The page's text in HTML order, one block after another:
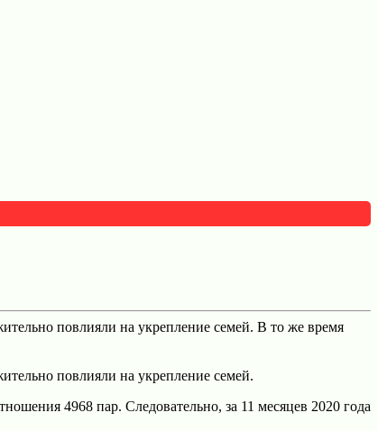
повлияли на укрепление семей. В то же время
повлияли на укрепление семей.
4968 пар. Следовательно, за 11 месяцев 2020 года